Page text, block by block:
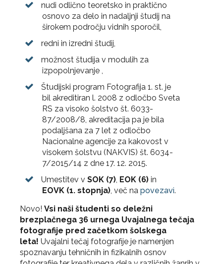
nudi odlično teoretsko in praktično
osnovo za delo in nadaljnji študij na
širokem področju vidnih sporočil,
redni in izredni študij,
možnost študija v modulih za
izpopolnjevanje ,
Študijski program Fotografija 1. st. je
bil akreditiran l. 2008 z odločbo Sveta
RS za visoko šolstvo št. 6033-
87/2008/8, akreditacija pa je bila
podaljšana za 7 let z odločbo
Nacionalne agencije za kakovost v
visokem šolstvu (NAKVIS) št. 6034-
7/2015/14 z dne 17. 12. 2015.
Umestitev v SOK (7), EOK (6) in
EOVK (1. stopnja), več na povezavi.
Novo! Vsi naši študenti so deležni
brezplačnega 36 urnega Uvajalnega tečaja
fotografije pred začetkom šolskega
leta! Uvajalni tečaj fotografije je namenjen
spoznavanju tehničnih in fizikalnih osnov